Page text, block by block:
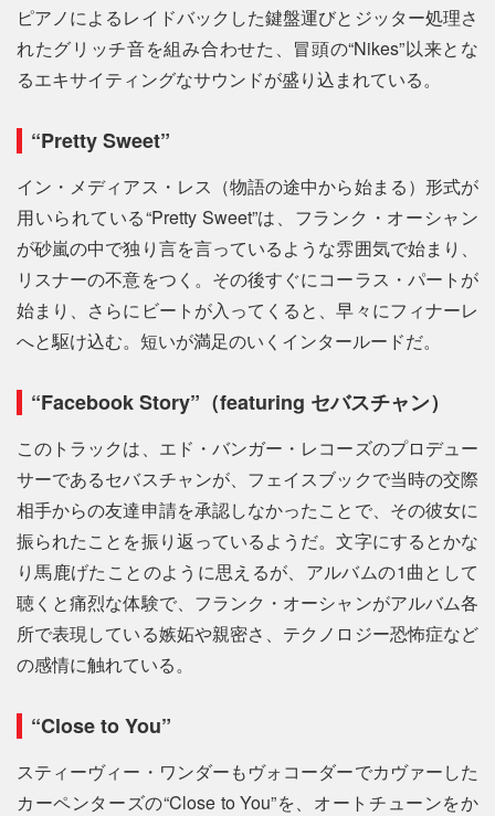
ピアノによるレイドバックした鍵盤運びとジッター処理さ
れたグリッチ音を組み合わせた、冒頭の“Nikes”以来とな
るエキサイティングなサウンドが盛り込まれている。
“Pretty Sweet”
イン・メディアス・レス（物語の途中から始まる）形式が
用いられている“Pretty Sweet”は、フランク・オーシャン
が砂嵐の中で独り言を言っているような雰囲気で始まり、
リスナーの不意をつく。その後すぐにコーラス・パートが
始まり、さらにビートが入ってくると、早々にフィナーレ
へと駆け込む。短いが満足のいくインタールードだ。
“Facebook Story”（featuring セバスチャン）
このトラックは、エド・バンガー・レコーズのプロデュー
サーであるセバスチャンが、フェイスブックで当時の交際
相手からの友達申請を承認しなかったことで、その彼女に
振られたことを振り返っているようだ。文字にするとかな
り馬鹿げたことのように思えるが、アルバムの1曲として
聴くと痛烈な体験で、フランク・オーシャンがアルバム各
所で表現している嫉妬や親密さ、テクノロジー恐怖症など
の感情に触れている。
“Close to You”
スティーヴィー・ワンダーもヴォコーダーでカヴァーした
カーペンターズの“Close to You”を、オートチューンをか